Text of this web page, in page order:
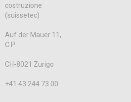
costruzione
(suissetec)
Auf der Mauer 11,
C.P.
CH-8021 Zurigo
+41 43 244 73 00